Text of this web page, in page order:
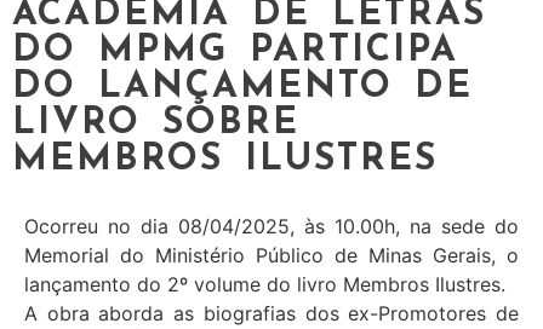
ACADEMIA DE LETRAS
DO MPMG PARTICIPA
DO LANÇAMENTO DE
LIVRO SOBRE
MEMBROS ILUSTRES
Ocorreu no dia 08/04/2025, às 10.00h, na sede do
Memorial do Ministério Público de Minas Gerais, o
lançamento do 2º volume do livro Membros Ilustres.
A obra aborda as biografias dos ex-Promotores de